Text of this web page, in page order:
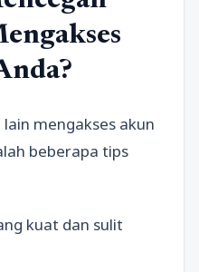
mengakses akun
beberapa tips
kuat dan sulit